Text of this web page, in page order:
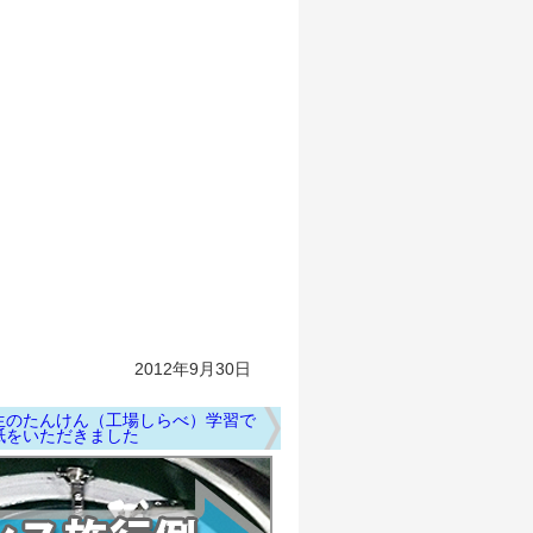
2012年9月30日
のたんけん（工場しらべ）学習で
をいただきました